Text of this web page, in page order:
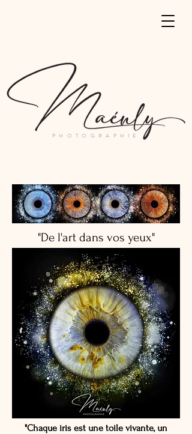
PHOTOGRAPHIE
"De l'art dans vos yeux"
"Chaque iris est une toile vivante, un